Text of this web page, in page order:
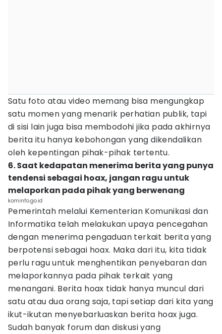
Satu foto atau video memang bisa mengungkap
satu momen yang menarik perhatian publik, tapi
di sisi lain juga bisa membodohi jika pada akhirnya
berita itu hanya kebohongan yang dikendalikan
oleh kepentingan pihak-pihak tertentu.
6. Saat kedapatan menerima berita yang punya
tendensi sebagai hoax, jangan ragu untuk
melaporkan pada pihak yang berwenang
kominfo.go.id
Pemerintah melalui Kementerian Komunikasi dan
Informatika telah melakukan upaya pencegahan
dengan menerima pengaduan terkait berita yang
berpotensi sebagai hoax. Maka dari itu, kita tidak
perlu ragu untuk menghentikan penyebaran dan
melaporkannya pada pihak terkait yang
menangani. Berita hoax tidak hanya muncul dari
satu atau dua orang saja, tapi setiap dari kita yang
ikut-ikutan menyebarluaskan berita hoax juga.
Sudah banyak forum dan diskusi yang